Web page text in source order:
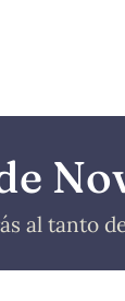
al tanto